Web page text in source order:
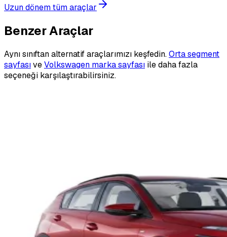
Uzun dönem tüm araçlar
Benzer Araçlar
Aynı sınıftan alternatif araçlarımızı keşfedin.Orta segment
sayfasıveVolkswagen marka sayfası ile daha fazla
seçeneği karşılaştırabilirsiniz.